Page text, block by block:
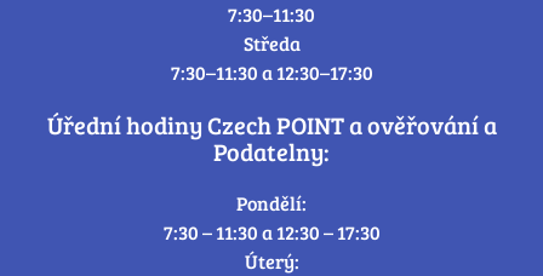
7:30–11:30
Středa
7:30–11:30 a 12:30–17:30
Úřední hodiny Czech POINT a ověřování a
Podatelny:
Pondělí:
7:30 – 11:30 a 12:30 – 17:30
Úterý: